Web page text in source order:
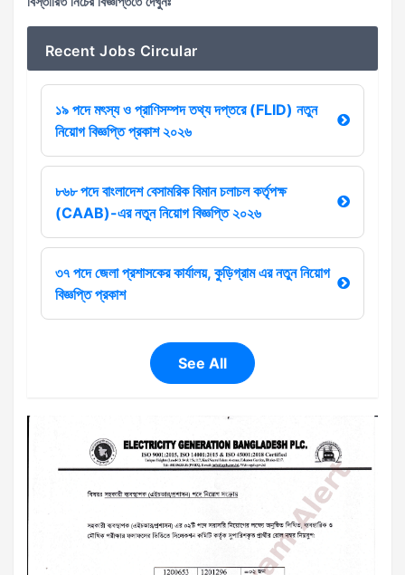
Recent Jobs Circular
১৯ পদে মৎস্য ও প্রাণিসম্পদ তথ্য দপ্তরে (FLID) নতুন
নিয়োগ বিজ্ঞপ্তি প্রকাশ ২০২৬
৮৬৮ পদে বাংলাদেশ বেসামরিক বিমান চলাচল কর্তৃপক্ষ
(CAAB)-এর নতুন নিয়োগ বিজ্ঞপ্তি ২০২৬
৩৭ পদে জেলা প্রশাসকের কার্যালয়, কুড়িগ্রাম এর নতুন নিয়োগ
বিজ্ঞপ্তি প্রকাশ
See All